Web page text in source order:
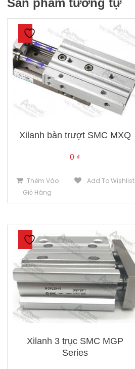
Sản phẩm tương tự
Xilanh bàn trượt SMC MXQ
0 ₫
Thêm Vào
Giỏ Hàng
Add To Wishlist
Xilanh 3 trục SMC MGP
Series